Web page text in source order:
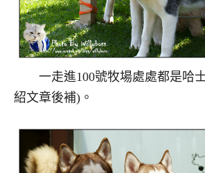
一走進100號牧場處處都是哈士
紹文章後補)。